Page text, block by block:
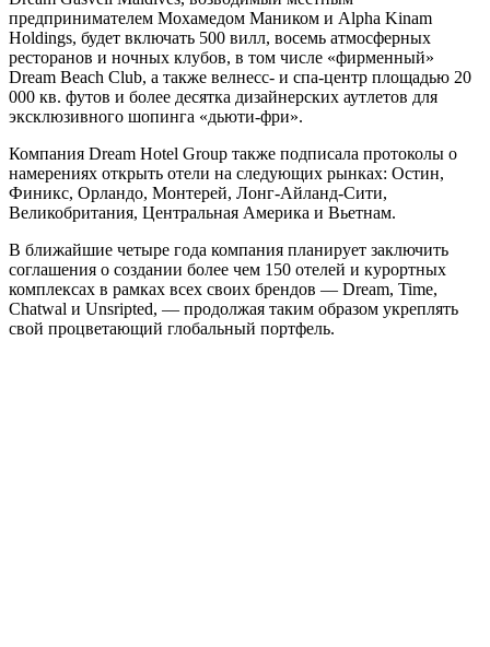
предпринимателем Мохамедом Маником и Alpha Kinam
Holdings, будет включать 500 вилл, восемь атмосферных
ресторанов и ночных клубов, в том числе «фирменный»
Dream Beach Club, а также велнесс- и спа-центр площадью 20
000 кв. футов и более десятка дизайнерских аутлетов для
эксклюзивного шопинга «дьюти-фри».
Компания Dream Hotel Group также подписала протоколы о
намерениях открыть отели на следующих рынках: Остин,
Финикс, Орландо, Монтерей, Лонг-Айланд-Сити,
Великобритания, Центральная Америка и Вьетнам.
В ближайшие четыре года компания планирует заключить
соглашения о создании более чем 150 отелей и курортных
комплексах в рамках всех своих брендов — Dream, Time,
Chatwal и Unsripted, — продолжая таким образом укреплять
свой процветающий глобальный портфель.